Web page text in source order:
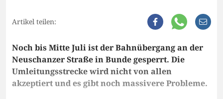
Artikel teilen:
Noch bis Mitte Juli ist der Bahnübergang an der
Neuschanzer Straße in Bunde gesperrt. Die
Umleitungsstrecke wird nicht von allen
akzeptiert und es gibt noch massivere Probleme.